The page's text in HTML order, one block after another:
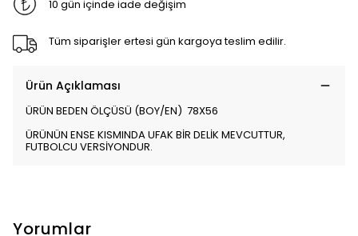
10 gün içinde iade değişim
Tüm siparişler ertesi gün kargoya teslim edilir.
Ürün Açıklaması
ÜRÜN BEDEN ÖLÇÜSÜ (BOY/EN) 78X56
ÜRÜNÜN ENSE KISMINDA UFAK BİR DELİK MEVCUTTUR,
FUTBOLCU VERSİYONDUR.
Yorumlar